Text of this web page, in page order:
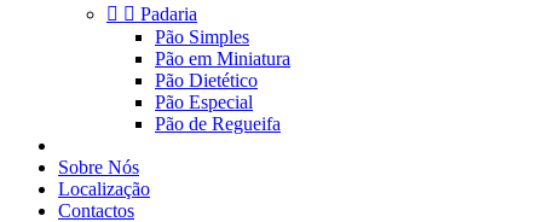
  Padaria
Pão Simples
Pão em Miniatura
Pão Dietético
Pão Especial
Pão de Regueifa
Sobre Nós
Localização
Contactos